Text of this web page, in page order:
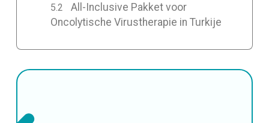
All-Inclusive Pakket voor
Oncolytische Virustherapie in Turkije